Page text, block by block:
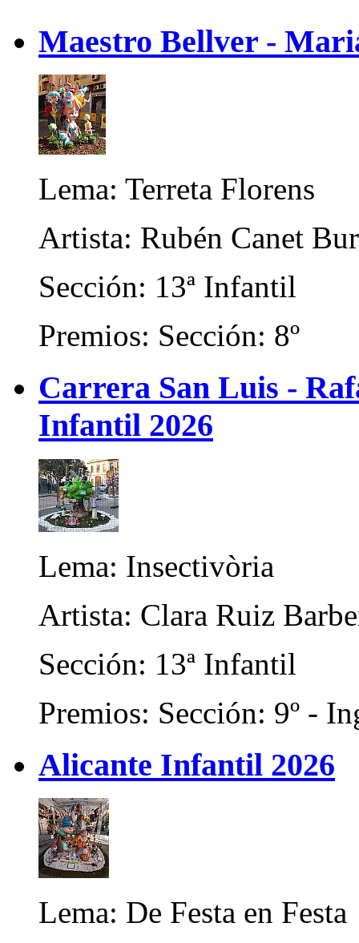
Maestro Bellver -
Lema: Terreta Florens
Artista: Rubén Canet
Sección: 13ª Infantil
Premios: Sección: 8º
Carrera San Luis -
Infantil 2026
Lema: Insectivòria
Artista: Clara Ruiz
Sección: 13ª Infantil
Premios: Sección: 9º -
Alicante Infantil 2026
Lema: De Festa en Festa